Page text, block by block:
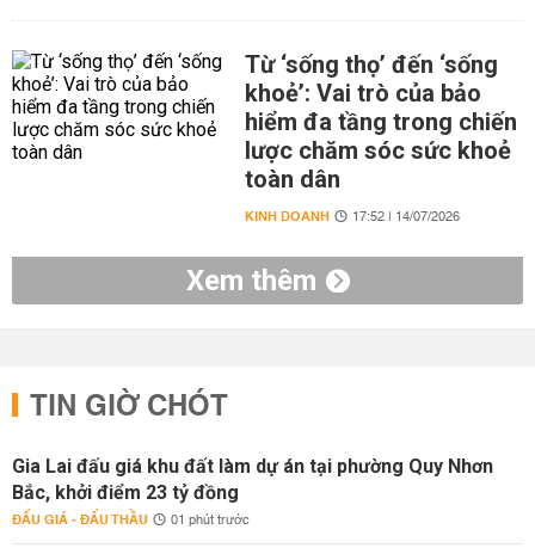
Từ ‘sống thọ’ đến ‘sống
khoẻ’: Vai trò của bảo
hiểm đa tầng trong chiến
lược chăm sóc sức khoẻ
toàn dân
KINH DOANH 17:52 | 14/07/2026
Xem thêm
TIN GIỜ CHÓT
Gia Lai đấu giá khu đất làm dự án tại phường Quy Nhơn
Bắc, khởi điểm 23 tỷ đồng
ĐẤU GIÁ - ĐẤU THẦU 01 phút trước